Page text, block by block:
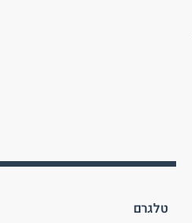
טלגרם